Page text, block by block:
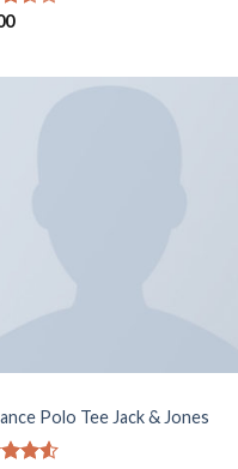
Polo Tee Jack & Jones